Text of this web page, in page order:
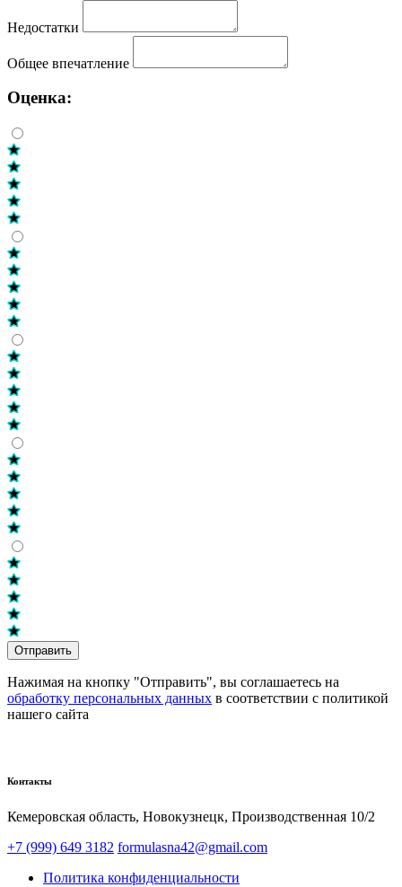
Недостатки
Общее впечатление
Оценка:
Отправить
Нажимая на кнопку "Отправить", вы соглашаетесь на
обработку персональных данных в соответствии с политикой
нашего сайта
Контакты
Кемеровская область, Новокузнецк,​ Производственная 10/2
+7 (999) 649 3182 formulasna42@gmail.com
Политика конфиденциальности